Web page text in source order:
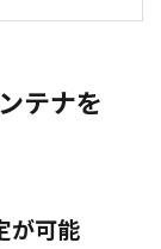
テナを
が可能